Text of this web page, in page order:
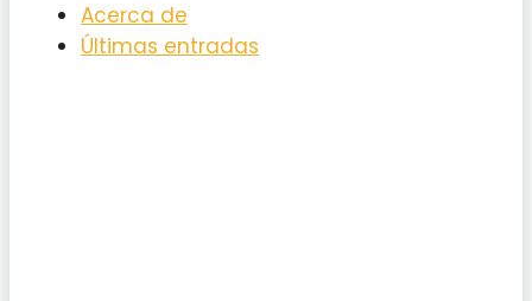
Acerca de
Últimas entradas